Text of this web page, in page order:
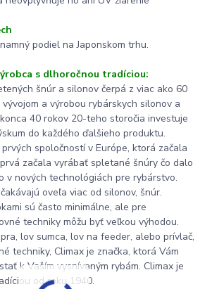
podiel na Japonskom trhu.
s dlhoročnou tradíciou:
šnúr a silonov čerpá z viac ako 60
a výrobou rybárskych silonov a
40 rokov 20-teho storočia investuje
do každého ďalšieho produktu.
spoločností v Európe, ktorá začala
začala vyrábať spletané šnúry čo dalo
v nových technológiách pre rybárstvo.
oveľa viac od silonov, šnúr.
sú často minimálne, ale pre
techniky môžu byť veľkou výhodou.
lov sumca, lov na feeder, alebo prívlač,
techniky, Climax je značka, ktorá Vám
k Vaším vysnívaným rybám. Climax je
od roku 1940.